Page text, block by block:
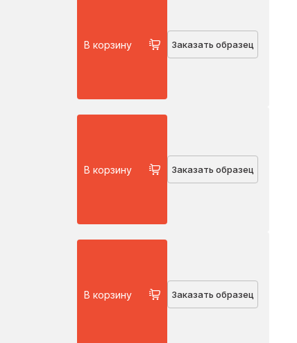
В корзину Заказать образец
В корзину Заказать образец
В корзину Заказать образец